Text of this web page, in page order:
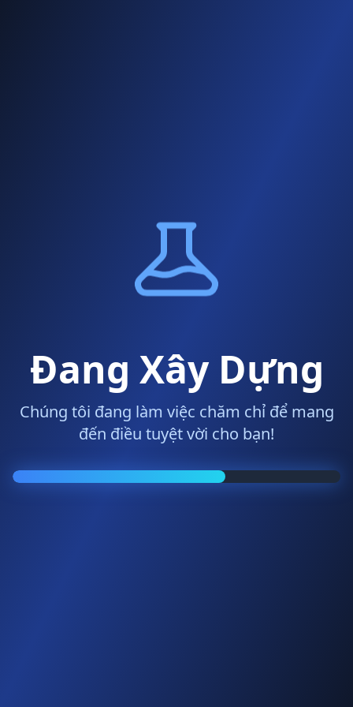
Đang Xây Dựng
Chúng tôi đang làm việc chăm chỉ để mang
đến điều tuyệt vời cho bạn!